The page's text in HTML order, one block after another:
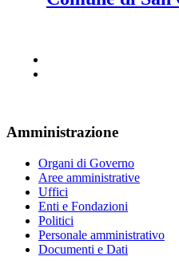
Amministrazione
Organi di Governo
Aree amministrative
Uffici
Enti e Fondazioni
Politici
Personale amministrativo
Documenti e Dati